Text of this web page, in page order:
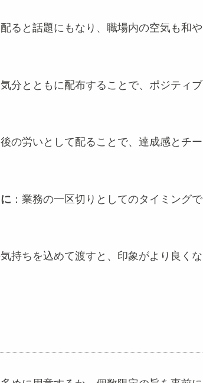
ると話題にもなり、職場内の空気も和や
分とともに配布することで、ポジティブ
の労いとして配ることで、達成感とチー
：業務の一区切りとしてのタイミングで
持ちを込めて渡すと、印象がより良くな